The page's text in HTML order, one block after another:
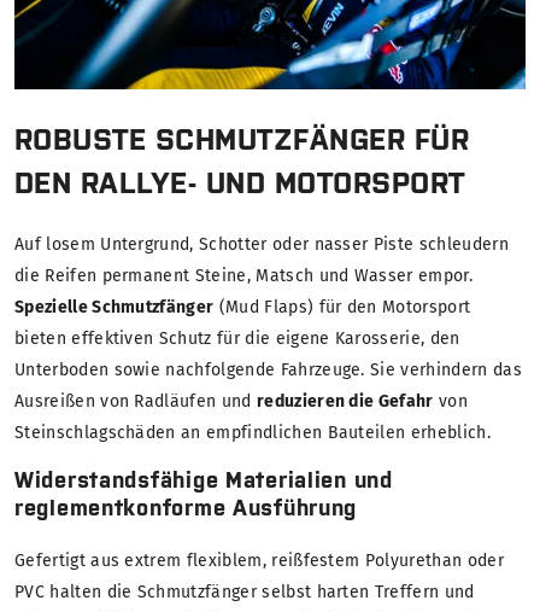
ROBUSTE SCHMUTZFÄNGER FÜR
DEN RALLYE- UND MOTORSPORT
Auf losem Untergrund, Schotter oder nasser Piste schleudern
die Reifen permanent Steine, Matsch und Wasser empor.
Spezielle Schmutzfänger (Mud Flaps) für den Motorsport
bieten effektiven Schutz für die eigene Karosserie, den
Unterboden sowie nachfolgende Fahrzeuge. Sie verhindern das
Ausreißen von Radläufen und reduzieren die Gefahr von
Steinschlagschäden an empfindlichen Bauteilen erheblich.
Widerstandsfähige Materialien und
reglementkonforme Ausführung
Gefertigt aus extrem flexiblem, reißfestem Polyurethan oder
PVC halten die Schmutzfänger selbst harten Treffern und